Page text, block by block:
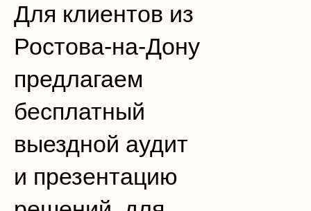
Для клиентов из
Ростова-на-Дону
предлагаем
бесплатный
выездной аудит
и презентацию